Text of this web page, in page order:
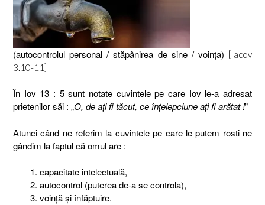
(autocontrolul personal / stăpânirea de sine / voinţa) [Iacov
3.10-11]
În Iov 13 : 5 sunt notate cuvintele pe care Iov le-a adresat
prietenilor săi : „O, de aţi fi tăcut, ce înţelepciune aţi fi arătat !”
Atunci când ne referim la cuvintele pe care le putem rosti ne
gândim la faptul că omul are :
capacitate intelectuală,
autocontrol (puterea de-a se controla),
voinţă şi înfăptuire.